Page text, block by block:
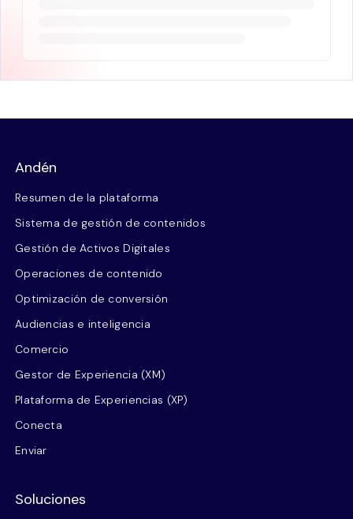
Andén
Resumen de la plataforma
Sistema de gestión de contenidos
Gestión de Activos Digitales
Operaciones de contenido
Optimización de conversión
Audiencias e inteligencia
Comercio
Gestor de Experiencia (XM)
Plataforma de Experiencias (XP)
Conecta
Enviar
Soluciones